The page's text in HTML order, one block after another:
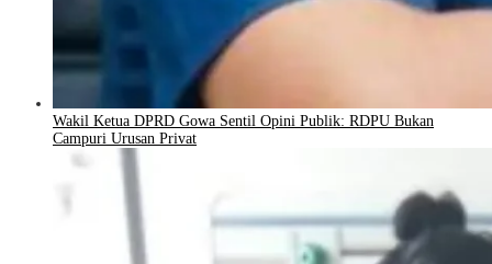
Wakil Ketua DPRD Gowa Sentil Opini Publik: RDPU Bukan
Campuri Urusan Privat